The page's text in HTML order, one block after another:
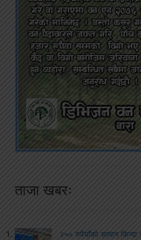
ताजा खबरः
२५० रुपैयाँको सामान